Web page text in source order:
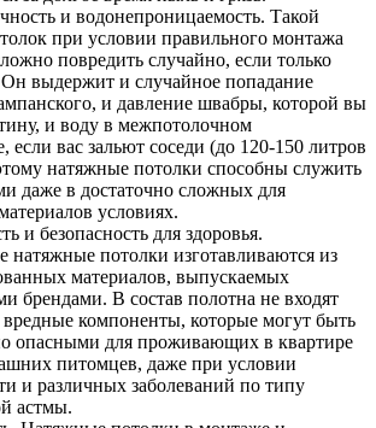
и водонепроницаемость. Такой
при условии правильного монтажа
повредить случайно, если только
Он выдержит и случайное попадание
и давление швабры, которой вы
и воду в межпотолочном
если вас зальют соседи (до 120-150 литров
натяжные потолки способны служить
даже в достаточно сложных для
условиях.
и безопасность для здоровья.
натяжные потолки изготавливаются из
материалов, выпускаемых
брендами. В состав полотна не входят
компоненты, которые могут быть
опасными для проживающих в квартире
питомцев, даже при условии
и различных заболеваний по типу
астмы.